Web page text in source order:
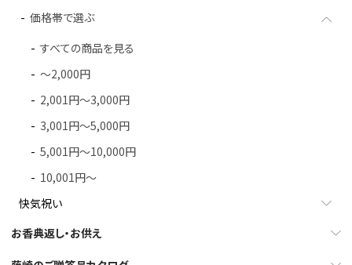
価格帯で選ぶ
すべての商品を見る
～2,000円
2,001円～3,000円
3,001円～5,000円
5,001円～10,000円
10,001円～
快気祝い
お香典返し・お供え